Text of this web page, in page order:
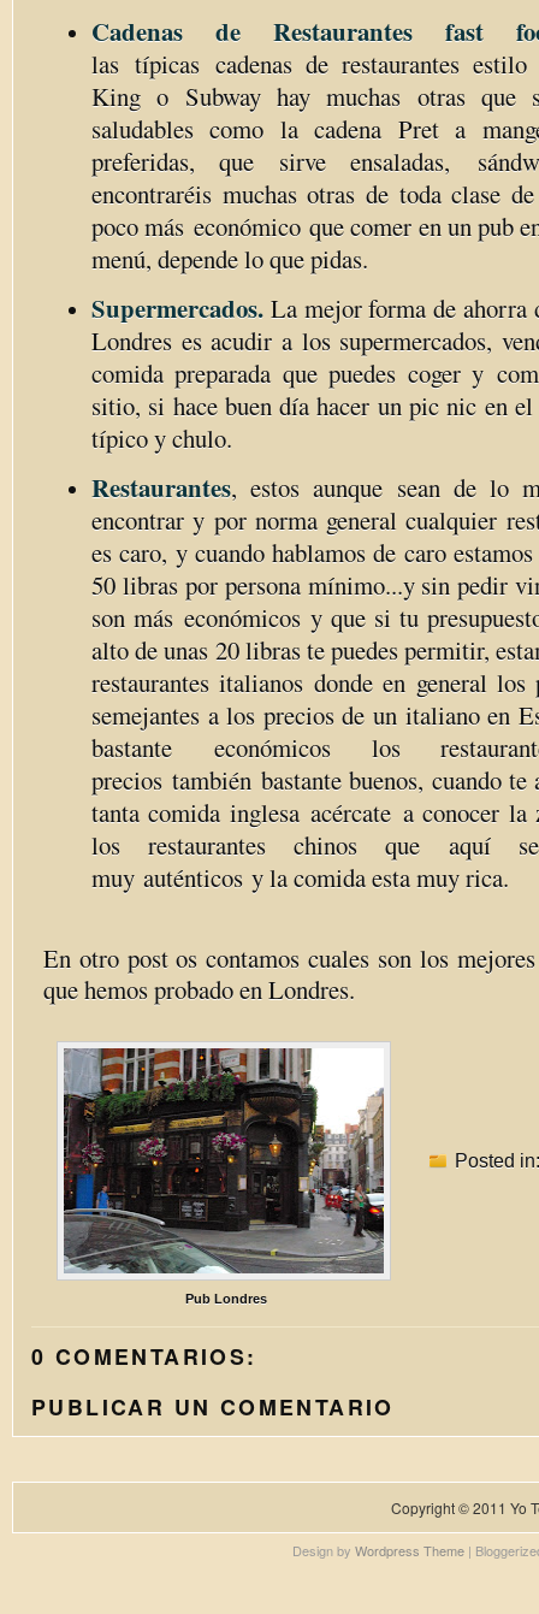
Cadenas de Restaurantes fast
las típicas cadenas de restaurantes estilo
King o Subway hay muchas otras que
saludables como la cadena Pret a
preferidas, que sirve ensaladas,
encontraréis muchas otras de toda clase
poco más económico que comer en un pub
menú, depende lo que pidas.
Supermercados. La mejor forma de ahorra
Londres es acudir a los supermercados,
comida preparada que puedes coger y
sitio, si hace buen día hacer un pic nic en
típico y chulo.
Restaurantes, estos aunque sean de lo
encontrar y por norma general cualquier
es caro, y cuando hablamos de caro
50 libras por persona mínimo...y sin pedir
son más económicosy que si tu
alto de unas 20 libras te puedes permitir,
restaurantes italianos donde en general los
semejantes a los precios de un italiano en
bastante económicos los
precios también bastante buenos, cuando te
tanta comida inglesa acércate a conocer la
los restaurantes chinos que aquí
muy auténticos y la comida esta muy rica.
En otro post os contamos cuales son los
que hemos probado en Londres.
Pub Londres
Posted
0 COMENTARIOS:
PUBLICAR UN COMENTARIO
Copyright © 2011 Yo
Design by Wordpress Theme|